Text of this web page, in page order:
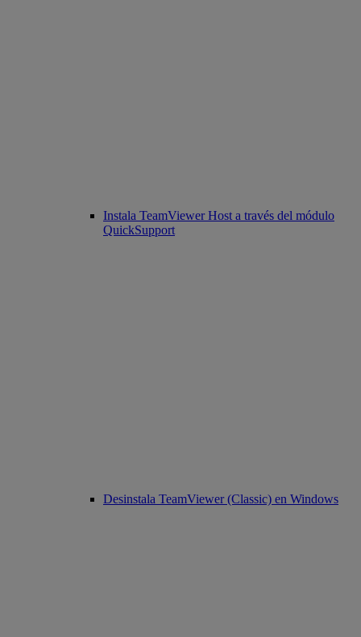
Instala TeamViewer Host a través del módulo
QuickSupport
Desinstala TeamViewer (Classic) en Windows